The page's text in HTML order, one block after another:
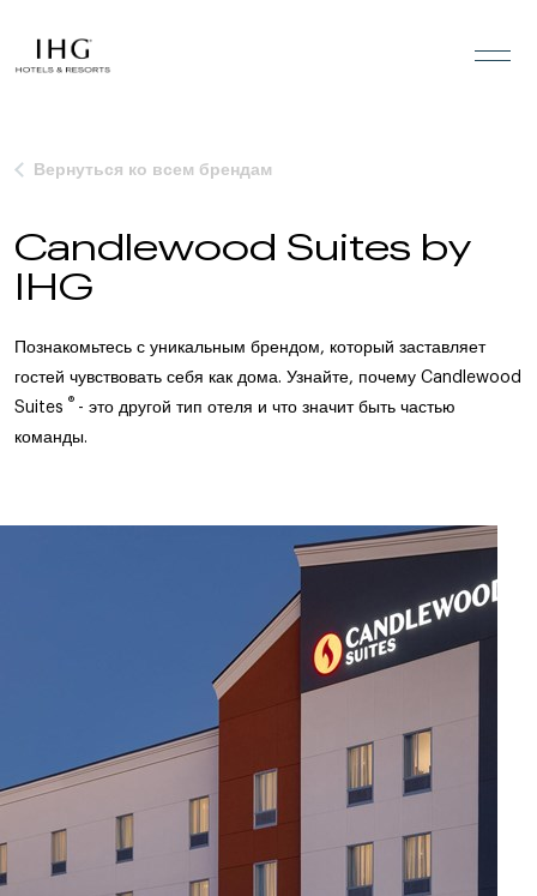
Вернуться ко всем брендам
Candlewood Suites by
IHG
Познакомьтесь с уникальным брендом, который заставляет
гостей чувствовать себя как дома. Узнайте, почему Candlewood
Suites ® - это другой тип отеля и что значит быть частью
команды.